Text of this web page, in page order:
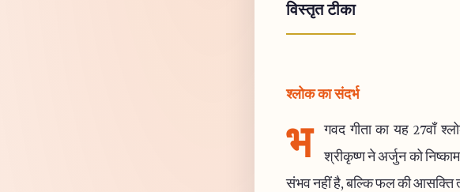
विस्तृत टीका
श्लोक का संदर्भ
भ
गवद गीता का यह 27वाँ
श्रीकृष्ण ने अर्जुन को निष्काम
संभव नहीं है, बल्कि फल की आसक्ति